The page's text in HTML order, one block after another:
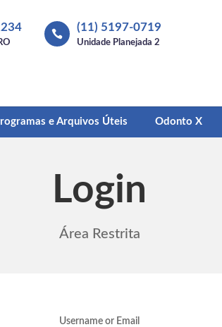

(11) 5197-0719
Unidade Planejada 2
e Arquivos Úteis Odonto X
Login
Área Restrita
Username or Email